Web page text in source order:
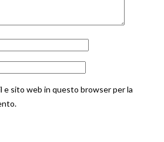
e sito web in questo browser per la